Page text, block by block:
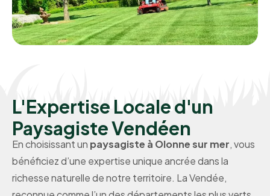
L'Expertise Locale d'un
Paysagiste Vendéen
En choisissant un paysagiste à Olonne sur mer, vous
bénéficiez d’une expertise unique ancrée dans la
richesse naturelle de notre territoire. La Vendée,